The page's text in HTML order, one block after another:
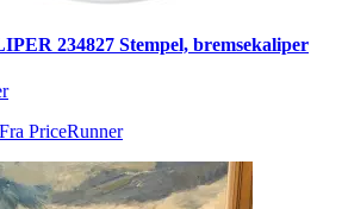
234827 Stempel, bremsekaliper
Fra PriceRunner